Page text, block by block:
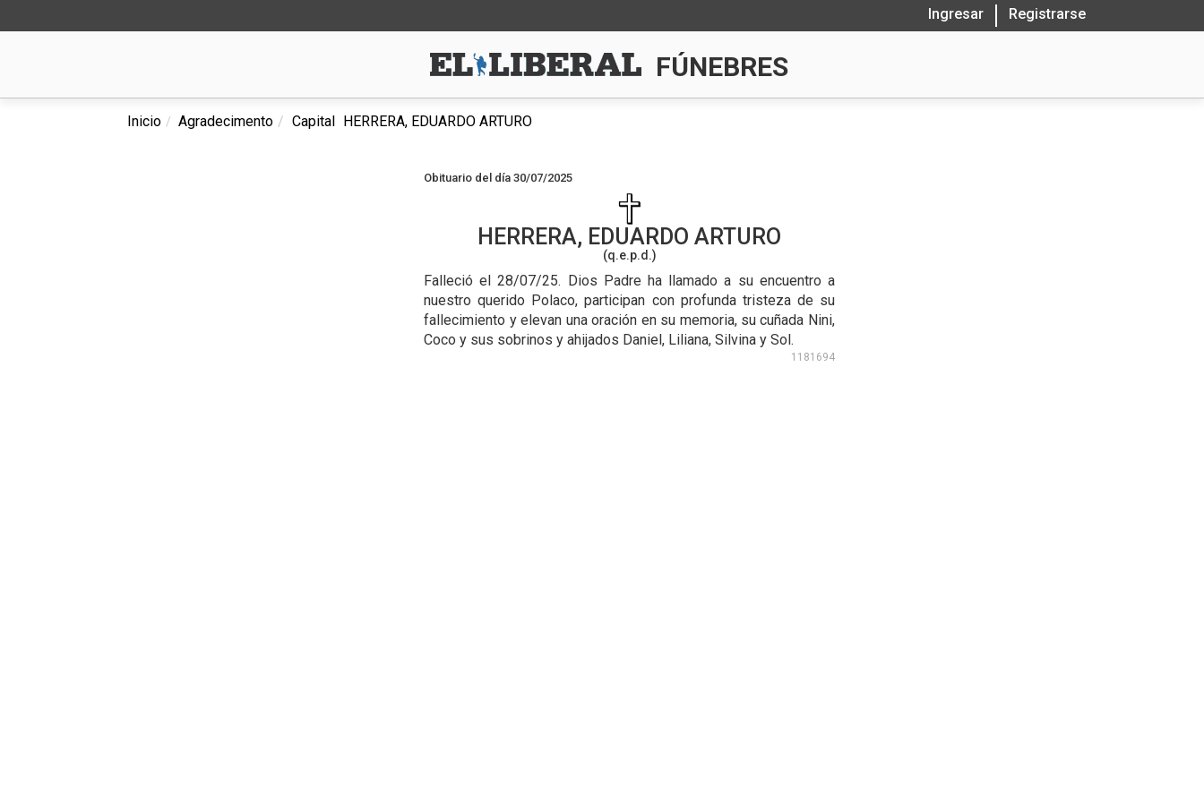
Ingresar Registrarse
FÚNEBRES
Inicio Agradecimento Capital HERRERA, EDUARDO ARTURO
Obituario del día 30/07/2025
HERRERA, EDUARDO ARTURO
(q.e.p.d.)
Falleció el 28/07/25. Dios Padre ha llamado a su encuentro a
nuestro querido Polaco, participan con profunda tristeza de su
fallecimiento y elevan una oración en su memoria, su cuñada Nini,
Coco y sus sobrinos y ahijados Daniel, Liliana, Silvina y Sol.
1181694